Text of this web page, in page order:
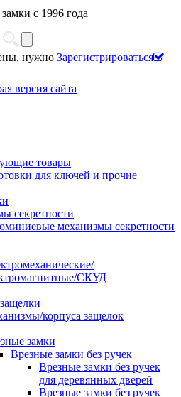
с 1996 года
нужно Зарегистрироваться
версия сайта
товары
для ключей и прочие
секретности
механизмы секретности
СКУД
корпуса защелок
замки
Врезные замки без ручек
Врезные замки без ручек
для деревянных дверей
Врезные замки без ручек